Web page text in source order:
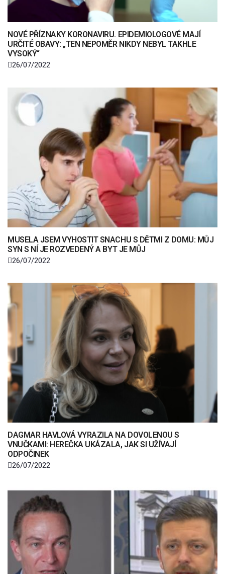
NOVÉ PŘÍZNAKY KORONAVIRU. EPIDEMIOLOGOVÉ MAJÍ
URČITÉ OBAVY: „TEN NEPOMĚR NIKDY NEBYL TAKHLE
VYSOKÝ“
26/07/2022
MUSELA JSEM VYHOSTIT SNACHU S DĚTMI Z DOMU: MŮJ
SYN S NÍ JE ROZVEDENÝ A BYT JE MŮJ
26/07/2022
DAGMAR HAVLOVÁ VYRAZILA NA DOVOLENOU S
VNUČKAMI: HEREČKA UKÁZALA, JAK SI UŽÍVAJÍ
ODPOČINEK
26/07/2022